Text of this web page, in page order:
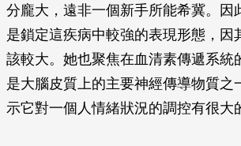
分龐大，遠非一個新手所能希冀。因
是鎖定這疾病中較強的表現形態，因
該較大。她也聚焦在血清素傳遞系統
是大腦皮質上的主要神經傳導物質之
示它對一個人情緒狀況的調控有很大